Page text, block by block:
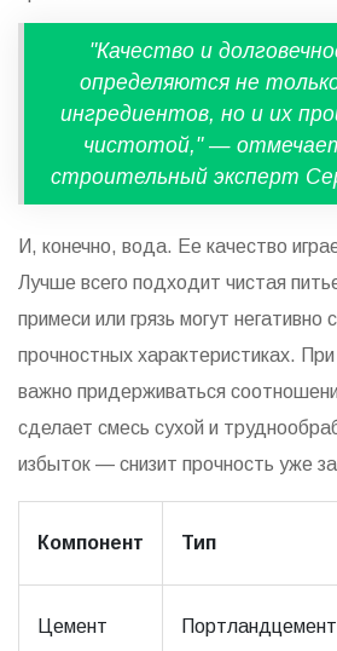
"Качество и
определяются не
ингредиентов, но и их
чистотой," —
строительный эксперт
И, конечно, вода. Ее качество
Лучше всего подходит чистая
примеси или грязь могут негативно
прочностных характеристиках.
важно придерживаться
сделает смесь сухой и
избыток — снизит прочность уже
Компонент Тип
Цемент Портландцемент